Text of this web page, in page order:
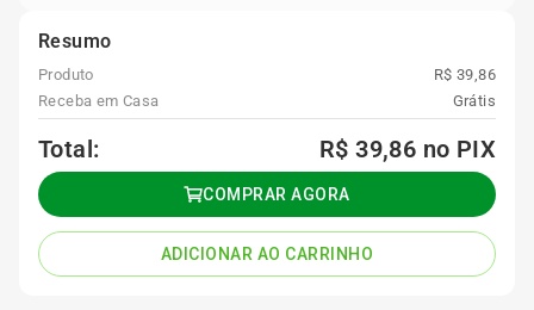
Resumo
Produto
R$ 39,86
Receba em Casa
Grátis
Total: R$ 39,86 no PIX
COMPRAR AGORA
ADICIONAR AO CARRINHO